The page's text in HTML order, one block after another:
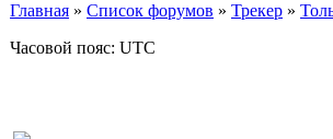
Главная » Список форумов » Трекер »
Часовой пояс: UTC